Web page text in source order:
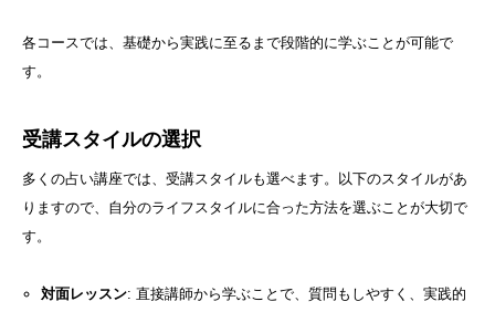
各コースでは、基礎から実践に至るまで段階的に学ぶことが可能で
す。
受講スタイルの選択
多くの占い講座では、受講スタイルも選べます。以下のスタイルがあ
りますので、自分のライフスタイルに合った方法を選ぶことが大切で
す。
対面レッスン: 直接講師から学ぶことで、質問もしやすく、実践的